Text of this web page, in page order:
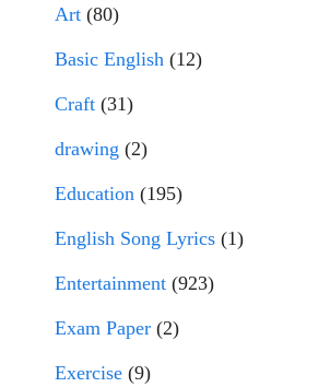
Art (80)
Basic English (12)
Craft (31)
drawing (2)
Education (195)
English Song Lyrics (1)
Entertainment (923)
Exam Paper (2)
Exercise (9)